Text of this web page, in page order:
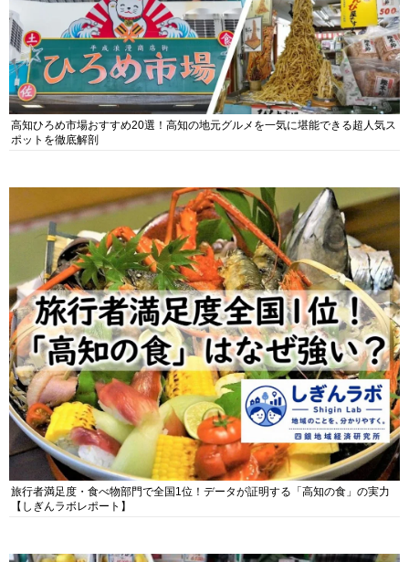
高知ひろめ市場おすすめ20選！高知の地元グルメを一気に堪能できる超人気ス
ポットを徹底解剖
旅行者満足度・食べ物部門で全国1位！データが証明する「高知の食」の実力
【しぎんラボレポート】